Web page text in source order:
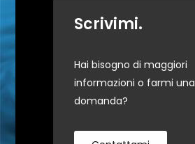
Scrivimi.
Hai bisogno di maggiori
informazioni o farmi una
domanda?